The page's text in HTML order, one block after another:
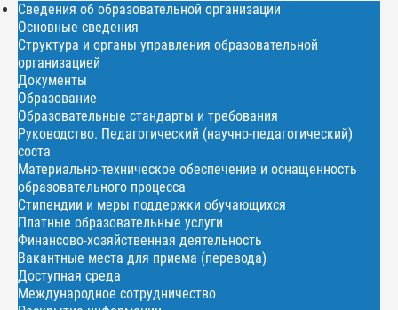
Сведения об образовательной организации
Основные сведения
Структура и органы управления образовательной
организацией
Документы
Образование
Образовательные стандарты и требования
Руководство. Педагогический (научно-педагогический)
соста
Материально-техническое обеспечение и оснащенность
образовательного процесса
Стипендии и меры поддержки обучающихся
Платные образовательные услуги
Финансово-хозяйственная деятельность
Вакантные места для приема (перевода)
Доступная среда
Международное сотрудничество